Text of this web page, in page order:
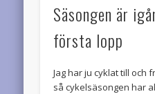
Säsongen är
första lopp
Jag har ju cyklat till och
så cykelsäsongen har